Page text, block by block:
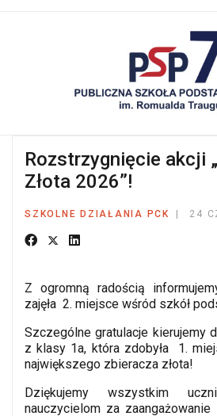
Rozstrzygnięcie akcji
Złota 2026”!
SZKOLNE DZIAŁANIA PCK 24
Z ogromną radością
zajęła 2. miejsce wśród szkół
Szczególne gratulacje kierujemy
z klasy 1a, która zdobyła 1.
największego zbieracza złota!
Dziękujemy wszystkim
nauczycielom za